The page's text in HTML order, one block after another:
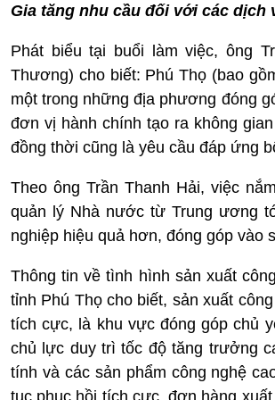
Gia tăng nhu cầu đối với các
Phát biểu tại buổi làm việc, ông
Thương) cho biết: Phú Thọ (bao
một trong những địa phương đóng
đơn vị hành chính tạo ra không
đồng thời cũng là yêu cầu đáp ứng
Theo ông Trần Thanh Hải, việc
quản lý Nhà nước từ Trung ương
nghiệp hiệu quả hơn, đóng góp vào
Thông tin về tình hình sản xuất
tỉnh Phú Thọ cho biết, sản xuất
tích cực, là khu vực đóng góp chủ
chủ lực duy trì tốc độ tăng trưởng
tính và các sản phẩm công nghệ
tục phục hồi tích cực, đơn hàng